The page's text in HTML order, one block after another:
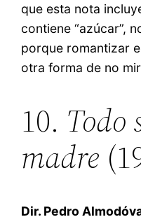
que esta nota
contiene “azúcar”,
porque romantizar
otra forma de no
10. Todo
madre
Dir. Pedro